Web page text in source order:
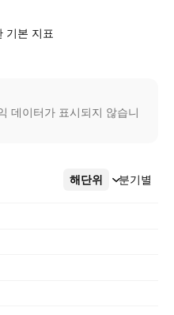
기본 지표
데이터가 표시되지 않습니
해단위 분기별
더보기